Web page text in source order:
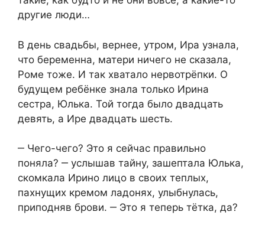
другие люди…
В день свадьбы, вернее, утром, Ира узнала,
что беременна, матери ничего не сказала,
Роме тоже. И так хватало нервотрёпки. О
будущем ребёнке знала только Ирина
сестра, Юлька. Той тогда было двадцать
девять, а Ире двадцать шесть.
‒ Чего-чего? Это я сейчас правильно
поняла? ‒ услышав тайну, зашептала Юлька,
скомкала Ирино лицо в своих теплых,
пахнущих кремом ладонях, улыбнулась,
приподняв брови. ‒ Это я теперь тётка, да?